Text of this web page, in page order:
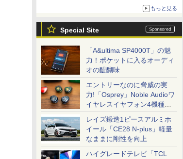
13日に発売決定。先行カットも公開
もっと見る
Special Site
「A&ultima SP4000T」の魅
力！ポケットに入るオーディ
オの醍醐味
エントリーなのに脅威の実
力!「Osprey」Noble Audioワ
イヤレスイヤフォン4機種を
一気に聴く
レイズ鍛造1ピースアルミホ
イール「CE28 N-plus」軽量
なままに剛性を向上
ハイグレードテレビ「TCL